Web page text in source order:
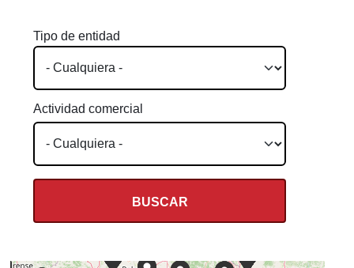
Tipo de entidad
Actividad comercial